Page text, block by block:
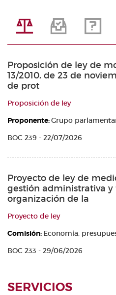
Proposición de ley de
13/2010, de 23 de
de prot
Proposición de ley
Proponente:Grupo
BOC 239 - 22/07/2026
Proyecto de ley de
gestión administrativa y
organización de la
Proyecto de ley
Comisión: Economía,
BOC 233 - 29/06/2026
SERVICIOS